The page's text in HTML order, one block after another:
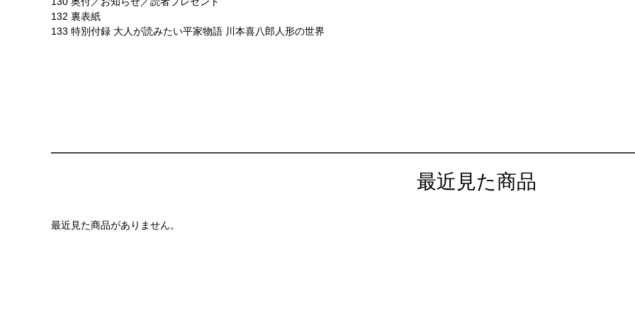
132 裏表紙
133 特別付録 大人が読みたい平家物語 川本喜八郎人形の世界
最近見た商品
最近見た商品がありません。